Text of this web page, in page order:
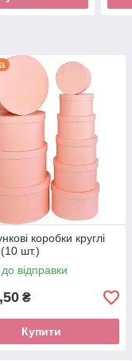
коробки круглі
шт.)
відправки
₴
Купити